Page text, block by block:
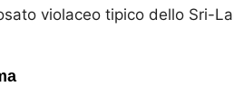
violaceo tipico dello Sri-